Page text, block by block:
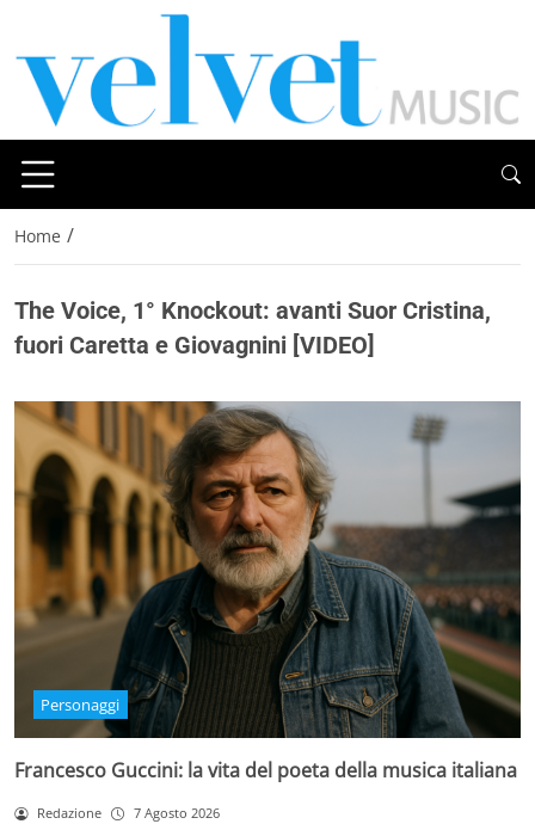
Home /
The Voice, 1° Knockout: avanti Suor Cristina,
fuori Caretta e Giovagnini [VIDEO]
Personaggi
Francesco Guccini: la vita del poeta della musica italiana
Redazione 7 Agosto 2026